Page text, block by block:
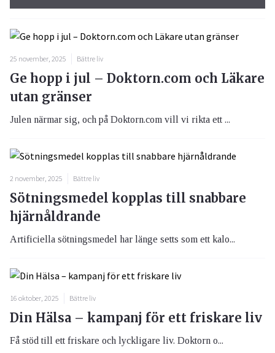
25 november, 2025 Bättre liv
Ge hopp i jul – Doktorn.com och Läkare
utan gränser
Julen närmar sig, och på Doktorn.com vill vi rikta ett ...
2 november, 2025 Bättre liv
Sötningsmedel kopplas till snabbare
hjärnåldrande
Artificiella sötningsmedel har länge setts som ett kalo...
16 oktober, 2025 Bättre liv
Din Hälsa – kampanj för ett friskare liv
Få stöd till ett friskare och lyckligare liv. Doktorn o...